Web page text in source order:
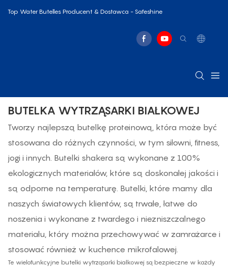
Top Water Butelles Producent & Dostawca - Safeshine
BUTELKA WYTRZĄSARKI BIAŁKOWEJ
Tworzy najlepszą butelkę proteinową, która może być
stosowana do różnych czynności, w tym siłowni, fitness,
jogi i innych. Butelki shakera są wykonane z 100%
ekologicznych materiałów, które są doskonałej jakości i
są odporne na temperaturę. Butelki, które mamy dla
naszych światowych klientów, są trwałe, łatwe do
noszenia i wykonane z twardego i niezniszczalnego
materiału, który można przechowywać w zamrażarce i
stosować również w kuchence mikrofalowej.
Te wielofunkcyjne butelki wytrząsarki białkowej są bezpieczne w każdy